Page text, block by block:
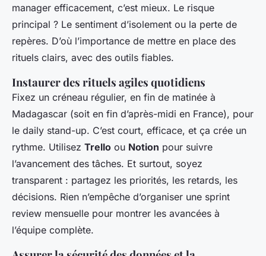
manager efficacement, c’est mieux. Le risque
principal ? Le sentiment d’isolement ou la perte de
repères. D’où l’importance de mettre en place des
rituels clairs, avec des outils fiables.
Instaurer des rituels agiles quotidiens
Fixez un créneau régulier, en fin de matinée à
Madagascar (soit en fin d’après-midi en France), pour
le daily stand-up. C’est court, efficace, et ça crée un
rythme. Utilisez Trello ou Notion pour suivre
l’avancement des tâches. Et surtout, soyez
transparent : partagez les priorités, les retards, les
décisions. Rien n’empêche d’organiser une sprint
review mensuelle pour montrer les avancées à
l’équipe complète.